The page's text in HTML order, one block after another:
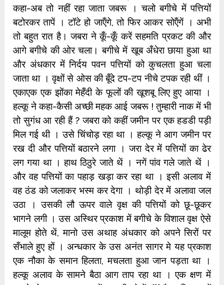
कहा-अब तो नहीं रहा जाता जबरू । चलो बगीचे में पत्तियों
बटोरकर तापें । टॉटे हो जाऍंगे, तो फिर आकर सोऍंगें । अभी
तो बहुत रात है। जबरा ने कूँ-कूँ करें सहमति प्रकट की और
आगे बगीचे की ओर चला। बगीचे में खूब अँधेरा छाया हुआ था
और अंधकार में निर्दय पवन पत्तियों को कुचलता हुआ चला
जाता था । वृक्षों से ओस की बूँदे टप-टप नीचे टपक रही थीं ।
एकाएक एक झोंका मेहँदी के फूलों की खूशबू लिए हुए आया ।
हल्कू ने कहा-कैसी अच्छी महक आई जबरू ! तुम्हारी नाक में भी
तो सुगंध आ रही हैं ? जबरा को कहीं जमीन पर एक हडडी पड़ी
मिल गई थी । उसे चिंचोड़ रहा था । हल्कू ने आग जमीन पर
रख दी और पत्तियों बठारने लगा । जरा देर में पत्तियों का ढेर
लग गया था । हाथ ठिठुरे जाते थें । नगें पांव गले जाते थें ।
और वह पत्तियों का पहाड़ खड़ा कर रहा था । इसी अलाव में
वह ठंड को जलाकर भस्म कर देगा । थोड़ी देर में अलावा जल
उठा । उसकी लौ ऊपर वाले वृक्ष की पत्तियों को छू-छूकर
भागने लगी । उस अस्थिर प्रकाश में बगीचे के विशाल वृक्ष ऐसे
मालूम होते थें, मानो उस अथाह अंधकार को अपने सिरों पर
सँभाले हुए हों । अन्धकार के उस अनंत सागर मे यह प्रकाश
एक नौका के समान हिलता, मचलता हुआ जान पड़ता था ।
हल्कू अलाव के सामने बैठा आग ताप रहा था । एक क्षण में